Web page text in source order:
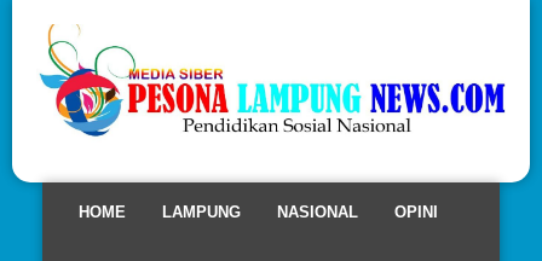
HOME LAMPUNG NASIONAL OPINI